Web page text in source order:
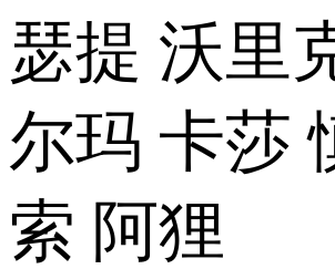
瑟提 沃里
尔玛 卡莎
索 阿狸